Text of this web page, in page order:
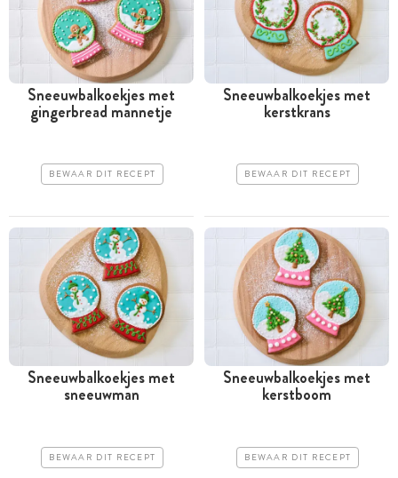
Sneeuwbalkoekjes met
gingerbread mannetje
BEWAAR DIT RECEPT
Sneeuwbalkoekjes met
kerstkrans
BEWAAR DIT RECEPT
Sneeuwbalkoekjes met
sneeuwman
BEWAAR DIT RECEPT
Sneeuwbalkoekjes met
kerstboom
BEWAAR DIT RECEPT